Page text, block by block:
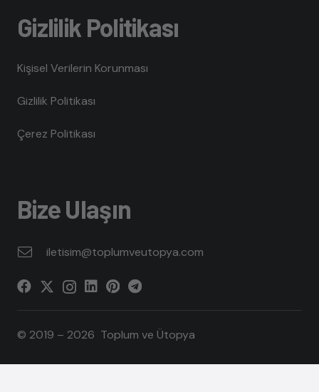
Gizlilik Politikası
Kişisel Verilerin Korunması
Gizlilik Politikası
Çerez Politikası
Bize Ulaşın
iletisim@toplumveutopya.com
© 2019 – 2026 Toplum ve Ütopya